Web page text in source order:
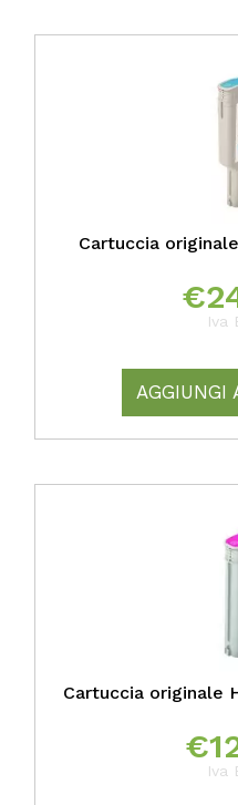
Cartuccia
€
Iva
AGGIUNGI
Cartuccia originale
€
Iva